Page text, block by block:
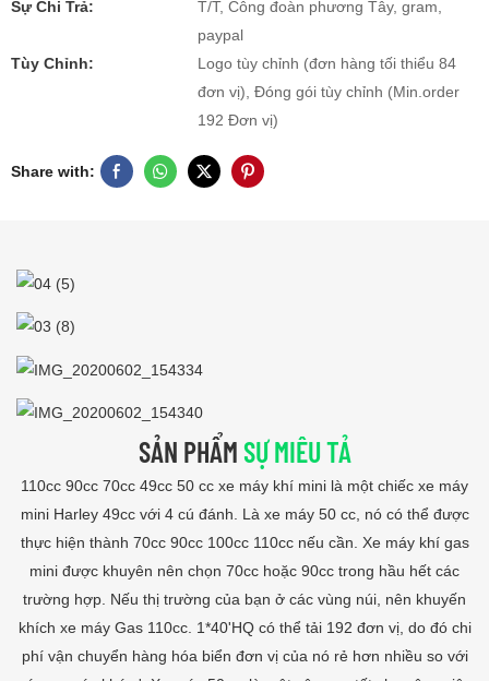
Sự Chi Trả:
T/T, Công đoàn phương Tây, gram,
paypal
Tùy Chỉnh:
Logo tùy chỉnh (đơn hàng tối thiểu 84
đơn vị), Đóng gói tùy chỉnh (Min.order
192 Đơn vị)
Share with:
SẢN PHẨMSỰ MIÊU TẢ
110cc 90cc 70cc 49cc 50 cc xe máy khí mini là một chiếc xe máy
mini Harley 49cc với 4 cú đánh. Là xe máy 50 cc, nó có thể được
thực hiện thành 70cc 90cc 100cc 110cc nếu cần. Xe máy khí gas
mini được khuyên nên chọn 70cc hoặc 90cc trong hầu hết các
trường hợp. Nếu thị trường của bạn ở các vùng núi, nên khuyến
khích xe máy Gas 110cc. 1*40'HQ có thể tải 192 đơn vị, do đó chi
phí vận chuyển hàng hóa biển đơn vị của nó rẻ hơn nhiều so với